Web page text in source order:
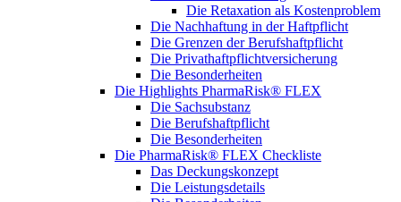
Die Retaxation als Kostenproblem
Die Nachhaftung in der Haftpflicht
Die Grenzen der Berufshaftpflicht
Die Privathaftpflichtversicherung
Die Besonderheiten
Die Highlights PharmaRisk® FLEX
Die Sachsubstanz
Die Berufshaftpflicht
Die Besonderheiten
Die PharmaRisk® FLEX Checkliste
Das Deckungskonzept
Die Leistungsdetails